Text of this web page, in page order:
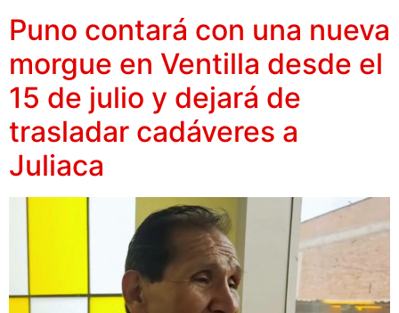
Puno contará con una nueva
morgue en Ventilla desde el
15 de julio y dejará de
trasladar cadáveres a
Juliaca